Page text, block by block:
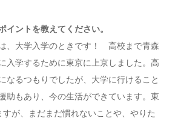
イントを教えてください。
、大学入学のときです！ 高校まで青森
入学するために東京に上京しました。高
なるつもりでしたが、大学に行けること
助もあり、今の生活ができています。東
が、まだまだ慣れないことや、やりた